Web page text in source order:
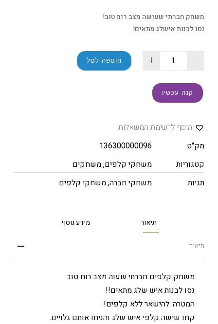
משחק חברתי שעושה מצב רוח טוב!
נסו לבנות אישלג מתאים!
-
+ הוספה לסל
קנה עכשיו
הוסף לרשימת המשאלות
מק"ט
136300000096
קטגוריות
משחקי קלפים,משחקים
תגיות
משחקי חברה,משחקי קלפים
תיאור מידע נוסף
תיאור
משחק קלפים חברתי שעוה מצב רוח טוב
נסו לבנות איש שלג מתאים!!
המטרה: להישאר ללא קלפים!
קחו שישה קלפי איש שלג והניחו אותם גלויים.